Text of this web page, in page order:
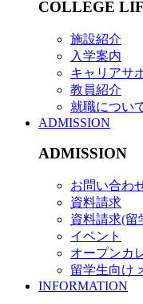
COLLEGE
施設紹介
入学案内
キャリアサ
教員紹介
就職につい
ADMISSION
ADMISSION
お問い合わ
資料請求
資料請求(留
イベント
オープンカ
留学生向け
INFORMATION